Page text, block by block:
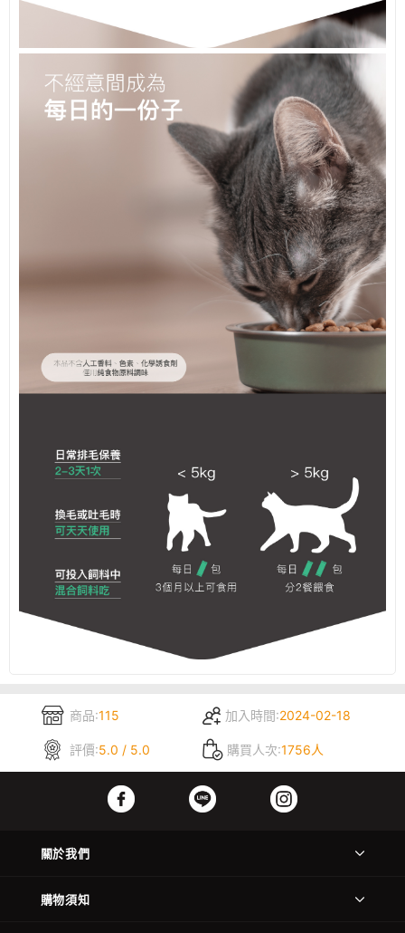
商品:115 加入時間:2024-02-18
評價:5.0 / 5.0 購買人次:1756人
關於我們
購物須知